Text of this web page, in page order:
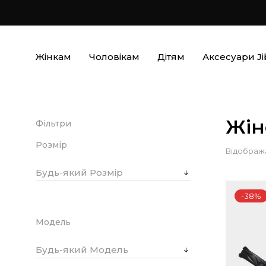
Жінкам Чоловікам Дітям Аксесуари
-38%
Фільтри
Розмір
Будь-який Розмір
Модель
Будь-який Модель